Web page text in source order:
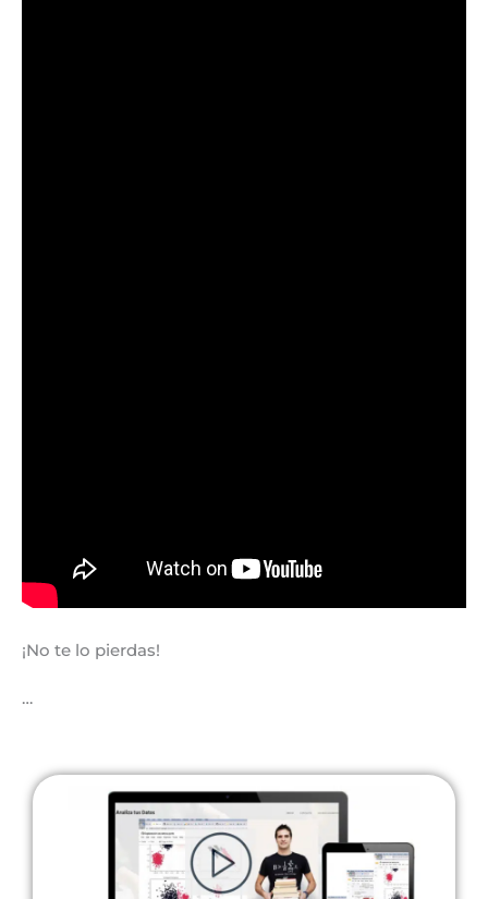
¡No te lo pierdas!
…